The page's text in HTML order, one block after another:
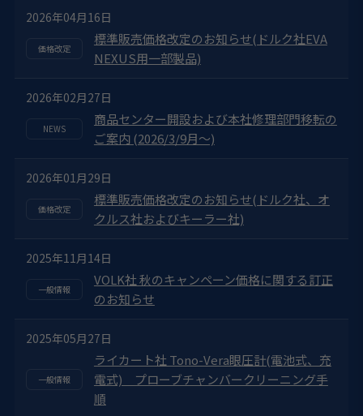
2026年04月16日
標準販売価格改定のお知らせ(ドルク社EVA
NEXUS用一部製品)
2026年02月27日
商品センター開設および本社修理部門移転の
ご案内 (2026/3/9月～)
2026年01月29日
標準販売価格改定のお知らせ(ドルク社、オ
クルス社およびキーラー社)
2025年11月14日
VOLK社 秋のキャンペーン価格に関する訂正
のお知らせ
2025年05月27日
ライカート社 Tono-Vera眼圧計(電池式、充
電式) プローブチャンバークリーニング手
順